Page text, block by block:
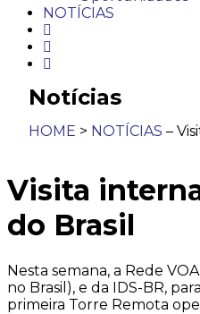
NOTÍCIAS
Notícias
HOME > NOTÍCIAS –
Visita
do Brasil
Nesta semana, a Rede
no Brasil), e da IDS-BR,
primeira Torre Remota